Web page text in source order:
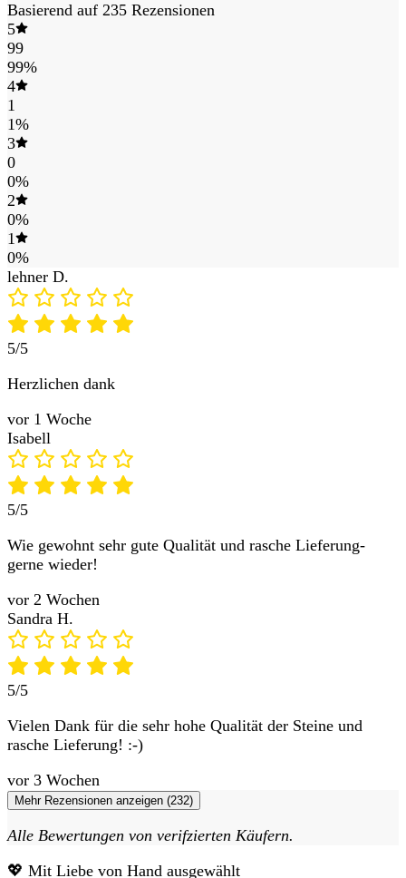
Basierend auf 235 Rezensionen
5
99
99%
4
1
1%
3
0
0%
2
0%
1
0%
lehner D.
5/5
Herzlichen dank
vor 1 Woche
Isabell
5/5
Wie gewohnt sehr gute Qualität und rasche Lieferung-
gerne wieder!
vor 2 Wochen
Sandra H.
5/5
Vielen Dank für die sehr hohe Qualität der Steine und
rasche Lieferung! :-)
vor 3 Wochen
Mehr Rezensionen anzeigen (232)
Alle Bewertungen von verifzierten Käufern.
💖 Mit Liebe von Hand ausgewählt